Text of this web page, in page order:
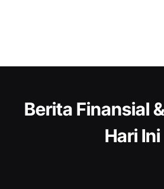
Berita Finansial
Hari Ini